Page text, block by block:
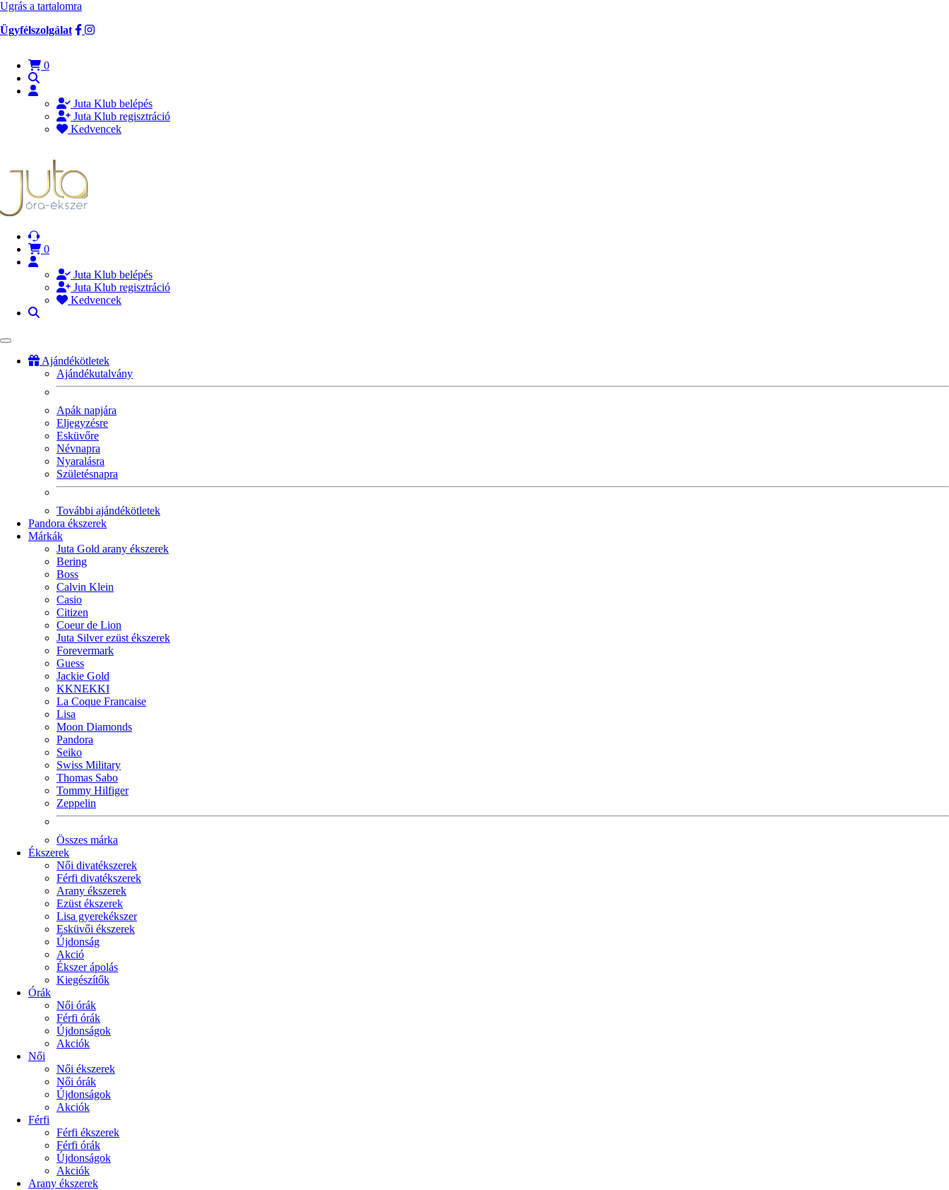
Ugrás a tartalomra
Ügyfélszolgálat
0
Juta Klub belépés
Juta Klub regisztráció
Kedvencek
0
Juta Klub belépés
Juta Klub regisztráció
Kedvencek
Ajándékötletek
Ajándékutalvány
Apák napjára
Eljegyzésre
Esküvőre
Névnapra
Nyaralásra
Születésnapra
További ajándékötletek
Pandora ékszerek
Márkák
Juta Gold arany ékszerek
Bering
Boss
Calvin Klein
Casio
Citizen
Coeur de Lion
Juta Silver ezüst ékszerek
Forevermark
Guess
Jackie Gold
KKNEKKI
La Coque Francaise
Lisa
Moon Diamonds
Pandora
Seiko
Swiss Military
Thomas Sabo
Tommy Hilfiger
Zeppelin
Összes márka
Ékszerek
Női divatékszerek
Férfi divatékszerek
Arany ékszerek
Ezüst ékszerek
Lisa gyerekékszer
Esküvői ékszerek
Újdonság
Akció
Ékszer ápolás
Kiegészítők
Órák
Női órák
Férfi órák
Újdonságok
Akciók
Női
Női ékszerek
Női órák
Újdonságok
Akciók
Férfi
Férfi ékszerek
Férfi órák
Újdonságok
Akciók
Arany ékszerek